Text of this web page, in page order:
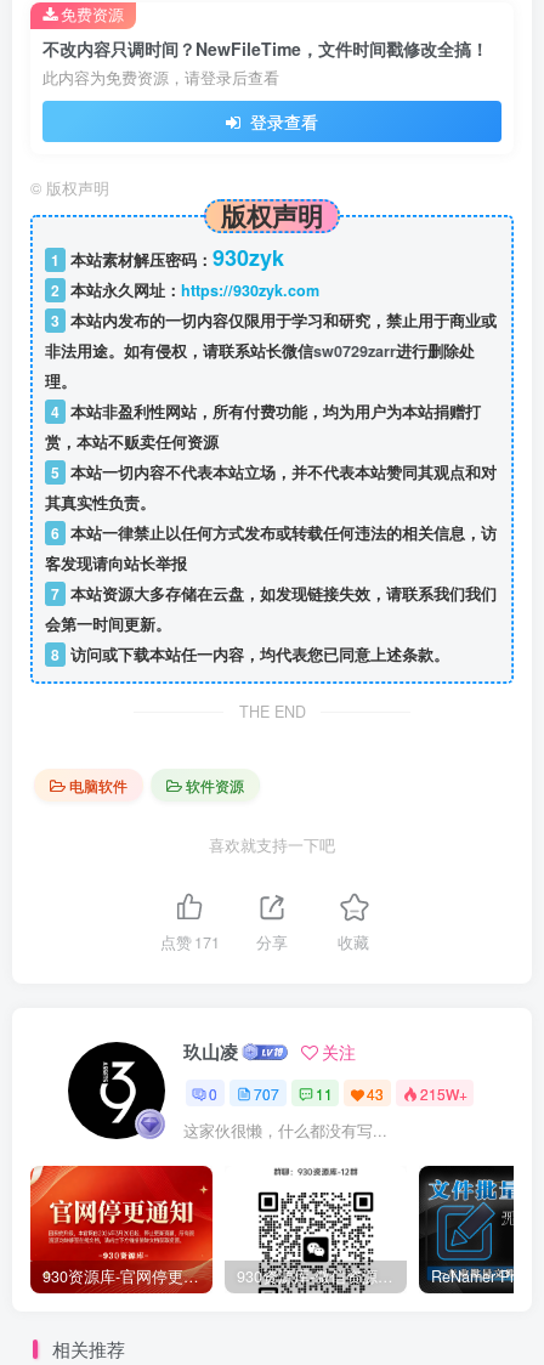
不改内容只调时间？NewFileTime，文件时间戳修改全搞！
此内容为免费资源，请登录后查看
登录查看
免费资源
© 版权声明
版权声明
1 本站素材解压密码： 930zyk
2 本站永久网址： https://930zyk.com
3 本站内发布的一切内容仅限用于学习和研究，禁止用于商业或
非法用途。如有侵权，请联系站长微信sw0729zarr进行删除处
理。
4 本站非盈利性网站，所有付费功能，均为用户为本站捐赠打
赏，本站不贩卖任何资源
5 本站一切内容不代表本站立场，并不代表本站赞同其观点和对
其真实性负责。
6 本站一律禁止以任何方式发布或转载任何违法的相关信息，访
客发现请向站长举报
7 本站资源大多存储在云盘，如发现链接失效，请联系我们我们
会第一时间更新。
8 访问或下载本站任一内容，均代表您已同意上述条款。
THE END
电脑软件 软件资源
喜欢就支持一下吧
点赞171 分享 收藏
玖山凌 关注
0 707 11 43 215W+
这家伙很懒，什么都没有写...
930资源库-官网停更通知-【换在线文档更新-每日更新】 930资源库-微信资源12群【限时免费】开放入群中！！！
相关推荐